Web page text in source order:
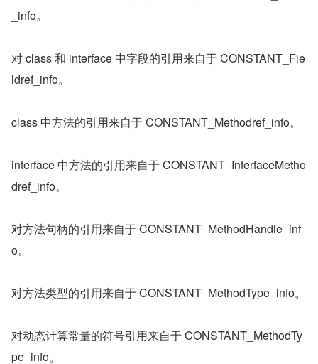
_info。
对 class 和 interface 中字段的引用来自于 CONSTANT_Fie
ldref_info。
class 中方法的引用来自于 CONSTANT_Methodref_info。
interface 中方法的引用来自于 CONSTANT_InterfaceMetho
dref_info。
对方法句柄的引用来自于 CONSTANT_MethodHandle_inf
o。
对方法类型的引用来自于 CONSTANT_MethodType_info。
对动态计算常量的符号引用来自于 CONSTANT_MethodTy
pe_info。